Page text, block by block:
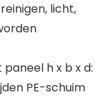
licht,
h x b x d:
PE-schuim